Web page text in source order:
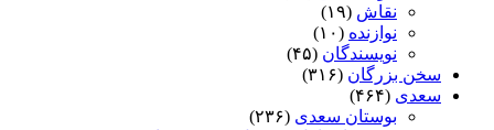
نقاش (۱۹)
نوازنده (۱۰)
نویسندگان (۴۵)
سخن بزرگان (۳۱۶)
سعدی (۴۶۴)
بوستان سعدی (۲۳۶)